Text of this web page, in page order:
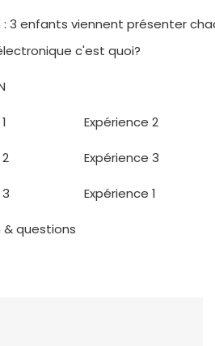
3 enfants viennent présenter
c'est quoi?
Expérience 2
Expérience 3
Expérience 1
questions